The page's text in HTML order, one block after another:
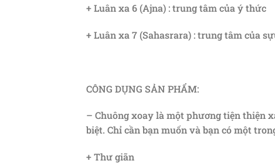
+ Luân xa 6 (Ajna) : trung tâm của ý thức
+ Luân xa 7 (Sahasrara) : trung tâm của
CÔNG DỤNG SẢN PHẨM:
– Chuông xoay là một phương tiện thiện
biệt. Chỉ cần bạn muốn và bạn có một
+ Thư giãn